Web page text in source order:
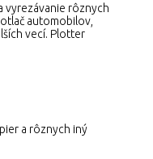
vyrezávanie rôznych
automobilov,
vecí. Plotter
a rôznych iný